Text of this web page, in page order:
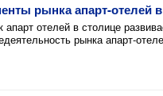
рынка апарт-отелей
апарт отелей в столице
рынка апарт-